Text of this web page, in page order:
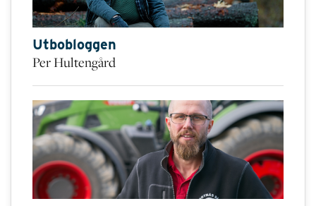
Utbobloggen
Per Hultengård